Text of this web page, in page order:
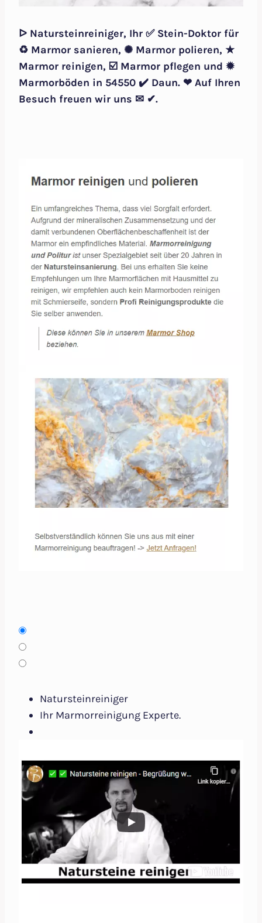
ᐅ Natursteinreiniger, Ihr ✅ Stein-Doktor für
♻ Marmor sanieren, ✺ Marmor polieren, ★
Marmor reinigen, ☑️ Marmor pflegen und ✹
Marmorböden in 54550 ✔️ Daun. ❤ Auf Ihren
Besuch freuen wir uns ✉ ✔.
Natursteinreiniger
Ihr Marmorreinigung Experte.